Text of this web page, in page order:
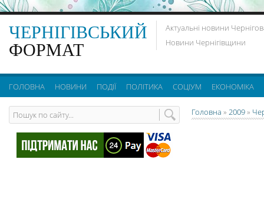
ЧЕРНІГІВСЬКИЙ
ФОРМАТ
Актуальні новини
Новини Чернігівщини
ГОЛОВНА НОВИНИ ПОДІЇ ПОЛІТИКА СОЦІУМ ЕКОНОМІКА
Головна » 2009»